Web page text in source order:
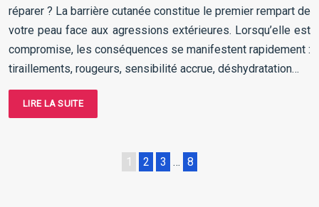
réparer ? La barrière cutanée constitue le premier rempart de
votre peau face aux agressions extérieures. Lorsqu’elle est
compromise, les conséquences se manifestent rapidement :
tiraillements, rougeurs, sensibilité accrue, déshydratation…
LIRE LA SUITE
1 2 3 … 8